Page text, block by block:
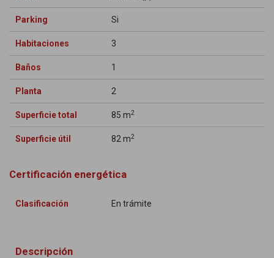
Parking Si
Habitaciones 3
Baños 1
Planta 2
Superficie total 85 m2
Superficie útil 82 m2
Certificación energética
Clasificación En trámite
Descripción